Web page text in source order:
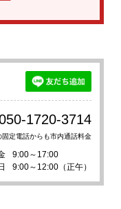
1720-3714
固定電話からも市内通話料金
9:00～17:00
9:00～12:00（正午）